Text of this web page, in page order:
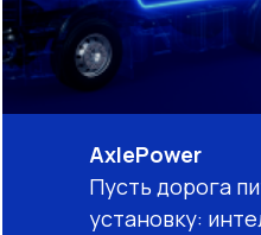
AxlePower
Пусть дорога
установку: